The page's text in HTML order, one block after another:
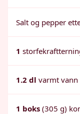
Salt og pepper
1
1.2 dl varmt vann
1 boks (305 g)